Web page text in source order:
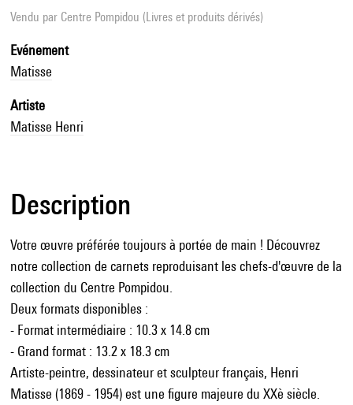
Vendu par Centre Pompidou (Livres et produits dérivés)
Evénement
Matisse
Artiste
Matisse Henri
Description
Votre œuvre préférée toujours à portée de main ! Découvrez
notre collection de carnets reproduisant les chefs-d'œuvre de la
collection du Centre Pompidou.
Deux formats disponibles :
- Format intermédiaire : 10.3 x 14.8 cm
- Grand format : 13.2 x 18.3 cm
Artiste-peintre, dessinateur et sculpteur français, Henri
Matisse (1869 - 1954) est une figure majeure du XXè siècle.